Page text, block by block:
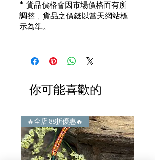
冇加色！冇化妝！
i) 所有已鑲玉器珠寶丶玉鐲丶擺件皆 奉
送 [香港翡翠鑑証書]
i) 成色足。冇鍍金！冇包金！冇假金！
3) 顧客所花費一分一毫全部都是珠寶本
i) 無佣金！無租金！無買手費！真真正
正行內批發價。
謝絕紙上談兵。
* 貨品價格會因市場價格而有所
調整，貨品之價錢以當天網站標
示為準。
你可能喜歡的
🔥全店 88折優惠🔥